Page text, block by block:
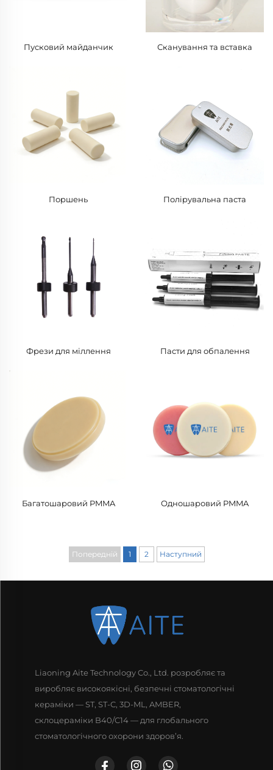
Пусковий майданчик Сканування та вставка
Поршень Полірувальна паста
Фрези для міллення Пасти для обпалення
Багатошаровий PMMA Одношаровий PMMA
Попередній 1 2 Наступний
Liaoning Aite Technology Co., Ltd. розробляє та
виробляє високоякісні, безпечні стоматологічні
кераміки — ST, ST-C, 3D-ML, AMBER,
склоцераміки B40/C14 — для глобального
стоматологічного охорони здоров’я.